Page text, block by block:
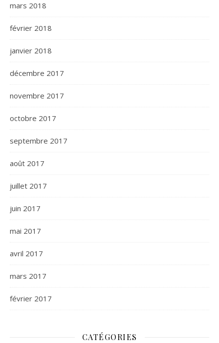
mars 2018
février 2018
janvier 2018
décembre 2017
novembre 2017
octobre 2017
septembre 2017
août 2017
juillet 2017
juin 2017
mai 2017
avril 2017
mars 2017
février 2017
CATÉGORIES